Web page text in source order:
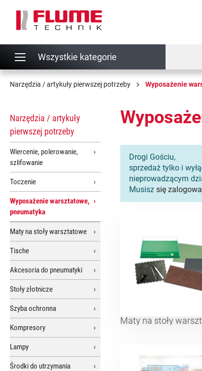
Przejdź do głównej nawigacji
Wszystkie kategorie
Narzędzia / artykuły pierwszej potrzeby Wyposażenie
Narzędzia / artykuły
pierwszej potrzeby
Wiercenie, polerowanie,
szlifowanie
Toczenie
Wyposażenie warsztatowe,
pneumatyka
Maty na stoły warsztatowe
Tische
Akcesoria do pneumatyki
Stoły złotnicze
Szyba ochronna
Kompresory
Lampy
Środki do utrzymania
Drogi Gościu,
sprzedaż tylko i
nieprowadzącym
Musisz się
Maty na stoły